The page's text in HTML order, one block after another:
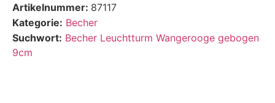
Artikelnummer: 87117
Kategorie: Becher
Suchwort: Becher Leuchtturm Wangerooge gebogen
9cm